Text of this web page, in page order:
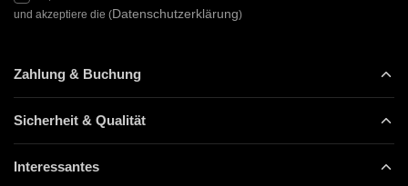
und akzeptiere die (Datenschutzerklärung)
Zahlung & Buchung
Sicherheit & Qualität
Interessantes